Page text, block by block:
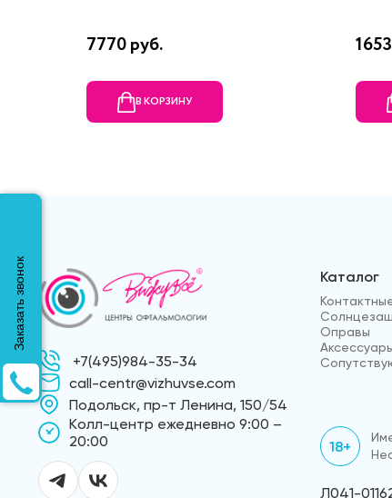
7770 руб.
В КОРЗИНУ
+7(495)984-35-34
call-centr@vizhuvse.com
Подольск, пр-т Ленина, 150/54
Kолл-центр ежедневно 9:00 –
20:00
Каталог
Оправы
18+
Л041-
Заказать звонок